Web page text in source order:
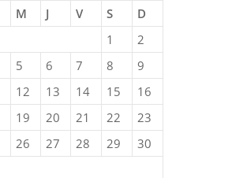
M J V S
D
1
2
5 6 7 8
9
12 13 14 15
16
19 20 21 22
23
26 27 28 29
30